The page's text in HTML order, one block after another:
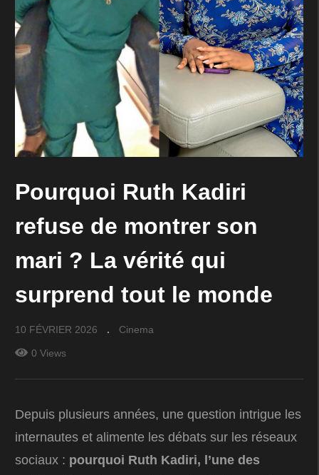
Pourquoi Ruth Kadiri
refuse de montrer son
mari ? La vérité qui
surprend tout le monde
10 FÉVRIER 2026 Cinema
0 Views
Depuis plusieurs années, une question intrigue les
internautes et alimente les débats sur les réseaux
sociaux : pourquoi Ruth Kadiri, l’une des